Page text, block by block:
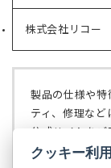
ブ
で
開
く）
タ
ブ
で
く）
株式会社リコー
（新
ブ
で
開
製品の仕様や特
ティ、修理など
公式サイトをご
リコーイメージ
（新
クッキー利